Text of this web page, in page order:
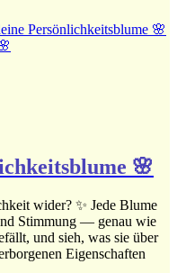
🌸
wider? ✨ Jede Blume
Stimmung — genau wie
und sieh, was sie über
Eigenschaften